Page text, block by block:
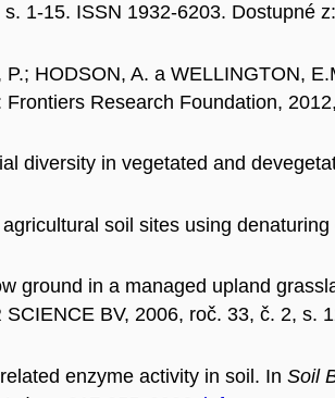
1-15. ISSN 1932-6203. Dostupné z:
HODSON, A. a WELLINGTON,
Frontiers Research Foundation,
diversity in vegetated and
soil sites using
ground in a managed upland
BV, 2006, roč. 33, č. 2, s.
enzyme activity in soil. In Soil